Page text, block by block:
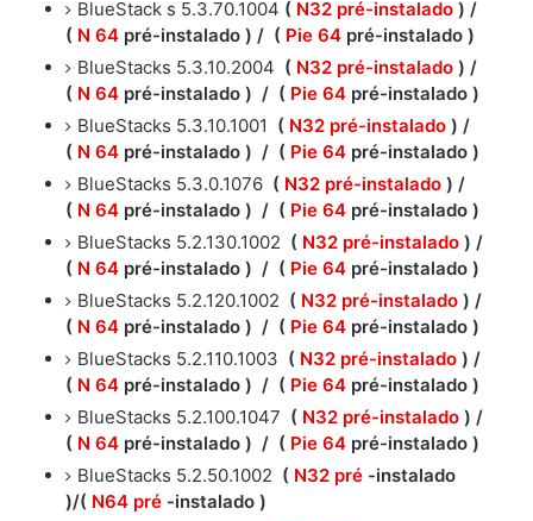
BlueStack s 5.3.70.1004 ( N32 pré-instalado ) /
( N 64 pré-instalado ) / ( Pie 64 pré-instalado )
BlueStacks 5.3.10.2004 ( N32 pré-instalado ) /
( N 64 pré-instalado ) / ( Pie 64 pré-instalado )
BlueStacks 5.3.10.1001 ( N32 pré-instalado ) /
( N 64 pré-instalado ) / ( Pie 64 pré-instalado )
BlueStacks 5.3.0.1076 ( N32 pré-instalado ) /
( N 64 pré-instalado ) / ( Pie 64 pré-instalado )
BlueStacks 5.2.130.1002 ( N32 pré-instalado ) /
( N 64 pré-instalado ) / ( Pie 64 pré-instalado )
BlueStacks 5.2.120.1002 ( N32 pré-instalado ) /
( N 64 pré-instalado ) / ( Pie 64 pré-instalado )
BlueStacks 5.2.110.1003 ( N32 pré-instalado ) /
( N 64 pré-instalado ) / ( Pie 64 pré-instalado )
BlueStacks 5.2.100.1047 ( N32 pré-instalado ) /
( N 64 pré-instalado ) / ( Pie 64 pré-instalado )
BlueStacks 5.2.50.1002 ( N32 pré -instalado
)/( N64 pré -instalado )